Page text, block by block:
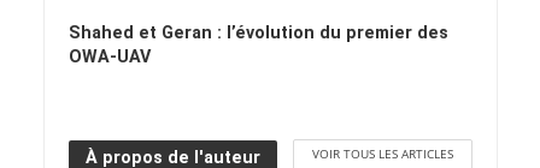
Shahed et Geran : l’évolution du premier des
OWA-UAV
À propos de l'auteur VOIR TOUS LES ARTICLES